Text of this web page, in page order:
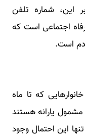
این، شماره تلفن
و رفاه اجتماعی است که
است.
که تا ماه
یارانه هستند
این احتمال وجود